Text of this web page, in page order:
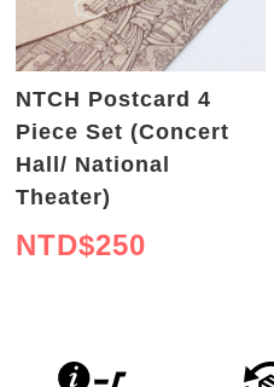
NTCH Postcard 4
Piece Set (Concert
Hall/ National
Theater)
NTD$250